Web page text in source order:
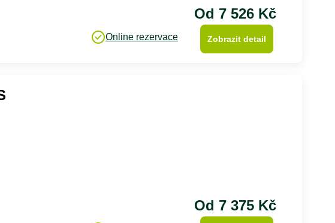
Online rezervace
Od 7 526 Kč
Zobrazit detail
Od 7 375 Kč